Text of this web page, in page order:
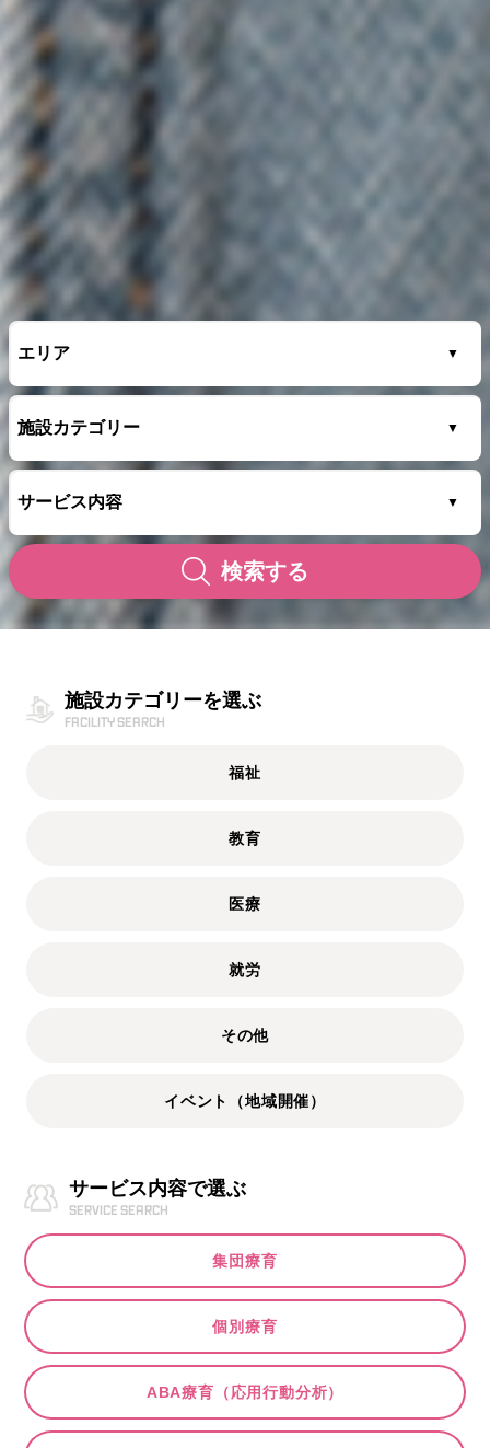
検索する
施設カテゴリーを選ぶ
福祉
教育
医療
就労
その他
イベント（地域開催）
サービス内容で選ぶ
集団療育
個別療育
ABA療育（応用行動分析）